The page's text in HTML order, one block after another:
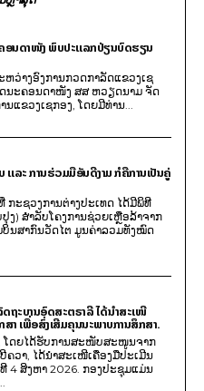
ຄອນດາໜັງ ພົບປະແລກປ່ຽນບົດຮຽນ
ວ່າງອົງການກວດກາລັດແຂວງເຊ
ນະຄອນດາໜັງ ສສ ຫວຽດນາມ ຈັດ
ແຂວງເຊກອງ, ໂດຍມີທ່ານ...
ລະ ການຮ່ວມມືອັນດີງາມ ກໍຄືການເປັນຄູ່
ກະຊວງການຕ່າງປະເທດ ໄດ້ມີພິທີ
ງ) ສໍາລັບໂຄງການຊ່ວຍເຫຼືອລ້າຈາກ
ນສາກົນວັດໄຕ ມູນຄ່າລວມທັງໝົດ
ຖະບານອົດສະຕຣາລີ ໄດ້ນຳສະເໜີ
າ ເພື່ອສົ່ງເສີມຄຸນນະພາບການສຶກສາ.
ໂດຍໄດ້ຮັບການສະໜັບສະໜູນຈາກ
ວາ, ໄດ້ນຳສະເໜີເຄື່ອງມືປະເມີນ
4 ສິງຫາ 2026. ກອງປະຊຸມແມ່ນ